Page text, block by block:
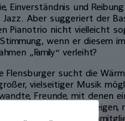
Einverständnis und
Aber suggeriert der
Pianotrio nicht vielleicht
wenn er diesem
„Family“ verleiht?
Flensburger sucht die
vielseitiger Musik
Freunde, mit denen
Tricks und Kniffe zeigen,
ein weiteres